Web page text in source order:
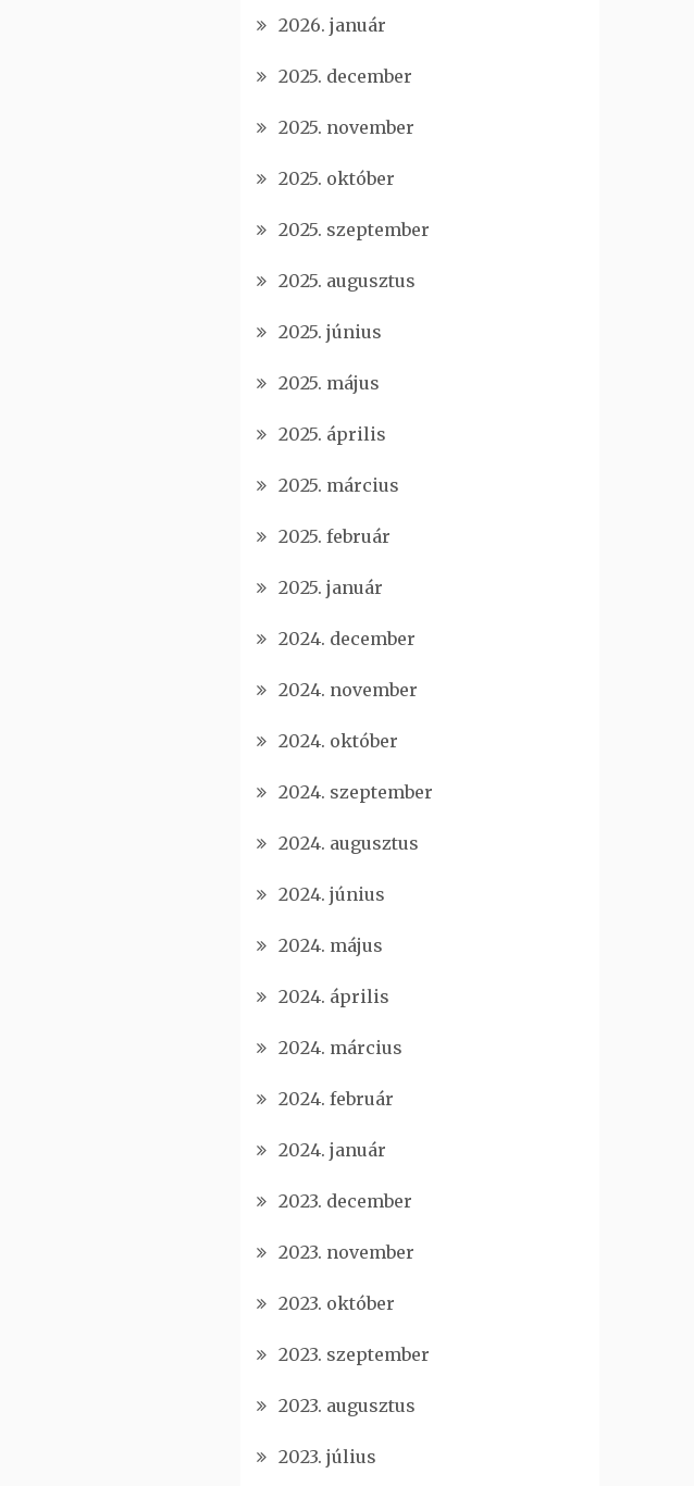
2026. január
2025. december
2025. november
2025. október
2025. szeptember
2025. augusztus
2025. június
2025. május
2025. április
2025. március
2025. február
2025. január
2024. december
2024. november
2024. október
2024. szeptember
2024. augusztus
2024. június
2024. május
2024. április
2024. március
2024. február
2024. január
2023. december
2023. november
2023. október
2023. szeptember
2023. augusztus
2023. július